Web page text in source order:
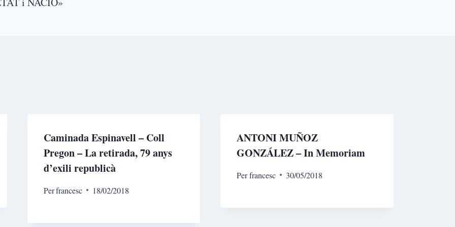
Caminada Espinavell – Coll
Pregon – La retirada, 79 anys
d’exili republicà
Perfrancesc 18/02/2018
ANTONI MUÑOZ
GONZÁLEZ – In Memoriam
Perfrancesc 30/05/2018